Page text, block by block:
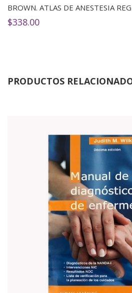
BROWN. ATLAS DE ANESTESIA
$338.00
PRODUCTOS